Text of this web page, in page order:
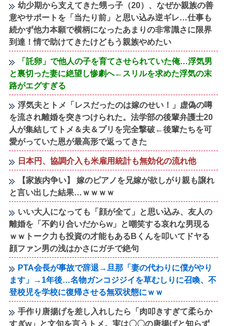
幼少期から支えてきた甥っ子（20）、なぜか親族の善
意やサポートを「当たり前」と思い込み逆ギレ…仕事も
続かず他力本願で横柄になったあまりの非常識さに限界
到達！情で助けてきたけどもう親族やめたい
「託卵」で他人の子を育てさせられていた俺…浮気男
と裏切った妻に絶望し惨劇へ←スリルを求めた浮気の末
路がエグすぎる
浮気夫とトメ「レスだったのは嫁のせい！」虚偽の噂
を流され離婚を突きつけられた。法学部の後輩弁護士20
人が集結してトメ＆夫＆プリを完全撃破←後輩たちを可
愛がっていた恩が最高形で返ってきた
日本円、協調介入も米雇用統計も無効化の流れ他
【家族内争い】 嫁のピアノを兄嫁が欲しがり親も譲れ
と言い出した結果…ｗｗｗｗ
いい大人になっても「顔が全て」と思い込み、友人の
離婚を「不釣り合いだからw」と嘲笑する哀れな男現る
ｗｗトーク力も投資の才能もあるBくんを叩いてドヤる
顔ファン男の浅はかさにガチで絶句
PTA会長が事故で辞退→旦那「妻の代わりに僕がやり
ます」→1年後…名物ガンコジジイを草むしりに召喚、不
登校児を学校に復帰させる無双状態にｗｗ
手作り唐揚げを差し入れしたら「肉叩きすぎて柔らか
すぎw」と文句を言うトメ。実は〇〇の唐揚げと知らず